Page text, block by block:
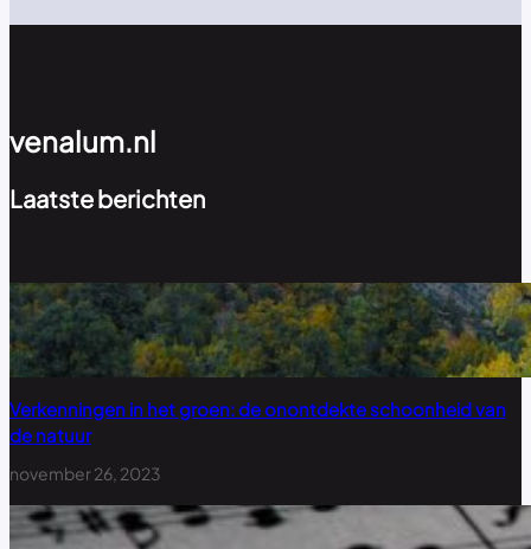
venalum.nl
Laatste berichten
Verkenningen in het groen: de onontdekte schoonheid van
de natuur
november 26, 2023